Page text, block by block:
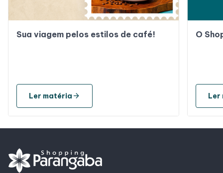
Sua viagem pelos estilos de café!
Ler matéria arrow_forward
O
Ler